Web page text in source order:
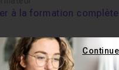
à la formation complète